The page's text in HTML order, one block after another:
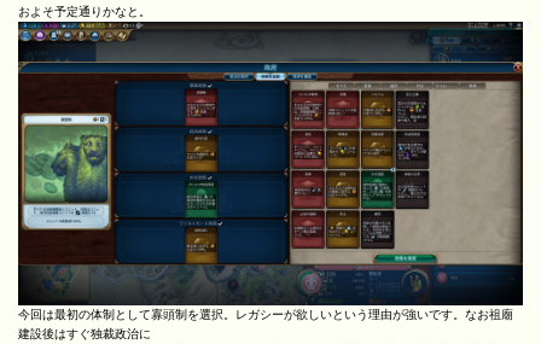
およそ予定通りかなと。
今回は最初の体制として寡頭制を選択。レガシーが欲しいという理由が強いです。なお祖廟
建設後はすぐ独裁政治に